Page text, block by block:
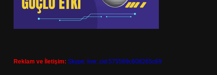
Reklam ve İletişim: Skype: live:.cid.575569c608265c69